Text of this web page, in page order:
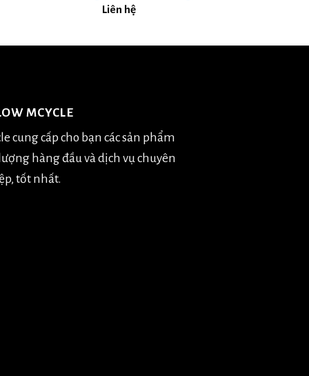
Liên hệ
MCYCLE
cung cấp cho bạn các sản phẩm
hàng đầu và dịch vụ chuyên
tốt nhất.